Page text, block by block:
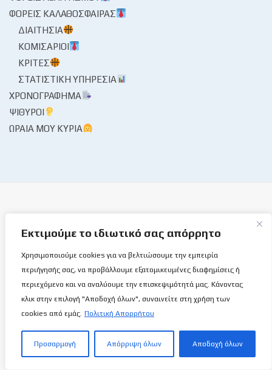
Εκτιμούμε το ιδιωτικό σας απόρρητο
Χρησιμοποιούμε cookies για να βελτιώσουμε την εμπειρία
περιήγησής σας, να προβάλλουμε εξατομικευμένες διαφημίσεις ή
περιεχόμενο και να αναλύουμε την επισκεψιμότητά μας. Κάνοντας
κλικ στην επιλογή "Αποδοχή όλων", συναινείτε στη χρήση των
cookies από εμάς. Πολιτική Απορρήτου
Προσαρμογή Απόρριψη όλων Αποδοχή όλων
ΦΟΡΕΊΣ ΚΑΛΑΘΌΣΦΑΙΡΑΣ
ΔΙΑΙΤΗΣΊΑ
ΚΟΜΙΣΆΡΙΟΙ
ΚΡΙΤΈΣ
ΣΤΑΤΙΣΤΙΚΉ ΥΠΗΡΕΣΊΑ
ΧΡΟΝΟΓΡΆΦΗΜΑ
ΨΊΘΥΡΟΙ
ΩΡΑΊΑ ΜΟΥ ΚΥΡΊΑ
Το Basketball Stories στις επάλξεις!
Μια νέα ιστοσελίδα εμφανίζεται σήμερα μπροστά στις οθόνες
σας, η basketballstoriescy.com.
Κανένα μα κανένα κείμενο σε αυτήν την ιστοσελίδα, δεν